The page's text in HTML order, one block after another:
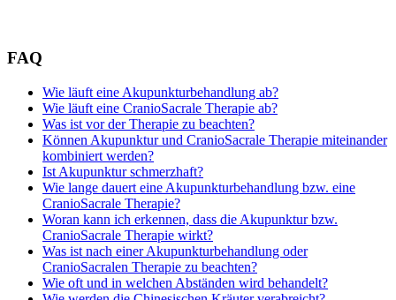
FAQ
Wie läuft eine Akupunkturbehandlung ab?
Wie läuft eine CranioSacrale Therapie ab?
Was ist vor der Therapie zu beachten?
Können Akupunktur und CranioSacrale Therapie miteinander
kombiniert werden?
Ist Akupunktur schmerzhaft?
Wie lange dauert eine Akupunkturbehandlung bzw. eine
CranioSacrale Therapie?
Woran kann ich erkennen, dass die Akupunktur bzw.
CranioSacrale Therapie wirkt?
Was ist nach einer Akupunkturbehandlung oder
CranioSacralen Therapie zu beachten?
Wie oft und in welchen Abständen wird behandelt?